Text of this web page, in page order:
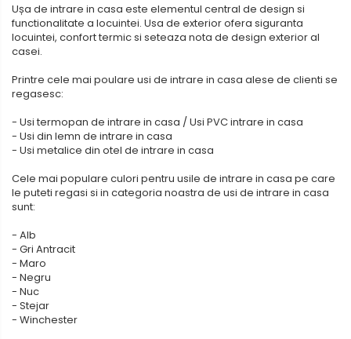
Ușa de intrare in casa este elementul central de design si
functionalitate a locuintei. Usa de exterior ofera siguranta
locuintei, confort termic si seteaza nota de design exterior al
casei.
Printre cele mai poulare usi de intrare in casa alese de clienti se
regasesc:
- Usi termopan de intrare in casa / Usi PVC intrare in casa
- Usi din lemn de intrare in casa
- Usi metalice din otel de intrare in casa
Cele mai populare culori pentru usile de intrare in casa pe care
le puteti regasi si in categoria noastra de usi de intrare in casa
sunt:
- Alb
- Gri Antracit
- Maro
- Negru
- Nuc
- Stejar
- Winchester